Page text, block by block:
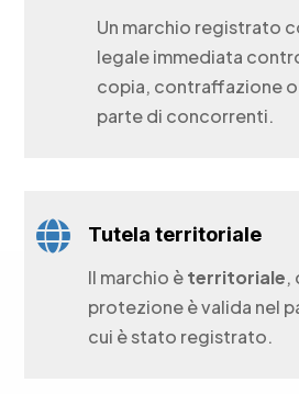
Un marchio registrato
legale immediata
copia, contraffazione
parte di concorrenti.

Tutela territoriale
Il marchio èterritoriale,
protezione è valida nel
cui è stato registrato.